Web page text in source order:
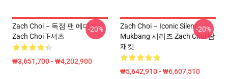
Zach Choi – 독점 팬 에디션
Zach Choi T-셔츠
₩3,651,700 - ₩4,202,900
-20%
Zach Choi – Iconic Silent
Mukbang 시리즈 Zach Choi 땀
재킷
₩5,642,910 - ₩6,607,510
-20%